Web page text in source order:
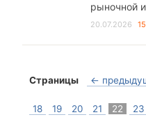
рыночной
20.07.2026
Страницы ←
18 19 20 21 22 23